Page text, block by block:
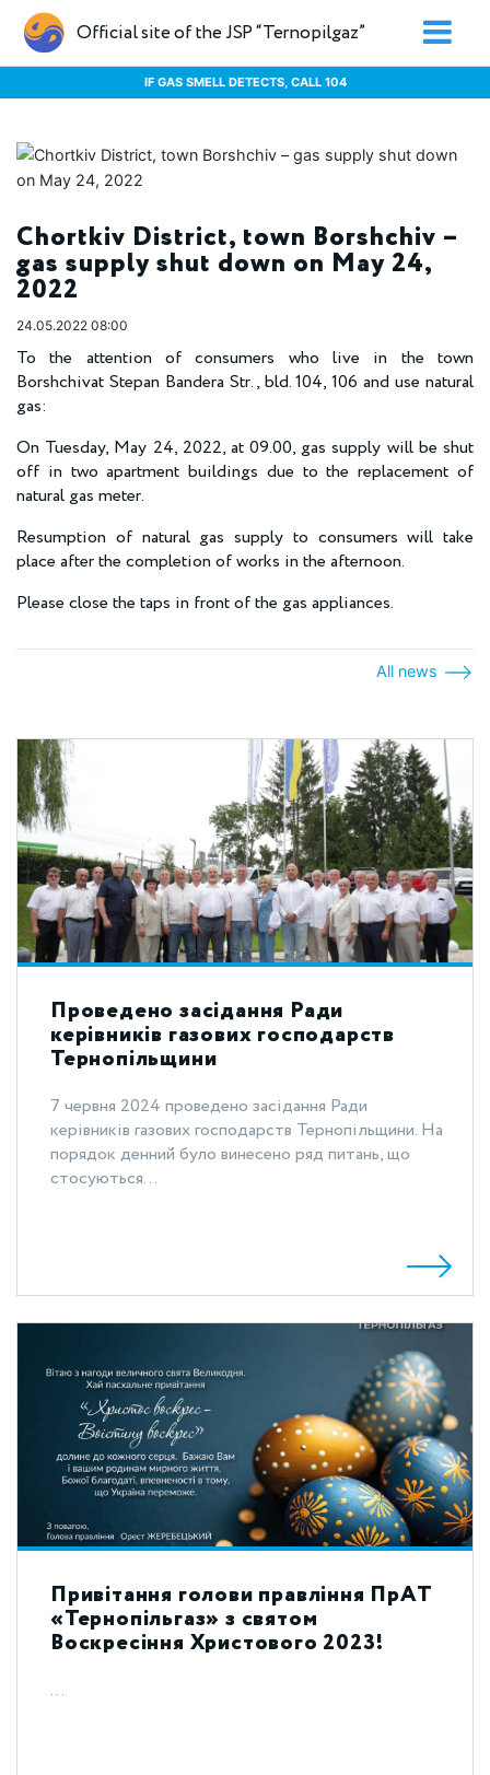
Official site of the JSP “Ternopilgaz”
IF GAS SMELL DETECTS, CALL 104
Chortkiv District, town Borshchiv –
gas supply shut down on May 24,
2022
24.05.2022 08:00
To the attention of consumers who live in the town
Borshchivat Stepan Bandera Str., bld. 104, 106 and use natural
gas:
On Tuesday, May 24, 2022, at 09.00, gas supply will be shut
off in two apartment buildings due to the replacement of
natural gas meter.
Resumption of natural gas supply to consumers will take
place after the completion of works in the afternoon.
Please close the taps in front of the gas appliances.
All news
Проведено засідання Ради
керівників газових господарств
Тернопільщини
7 червня 2024 проведено засідання Ради
керівників газових господарств Тернопільщини. На
порядок денний було винесено ряд питань, що
стосуються...
Привітання голови правління ПрАТ
«Тернопільгаз» з святом
Воскресіння Христового 2023!
...